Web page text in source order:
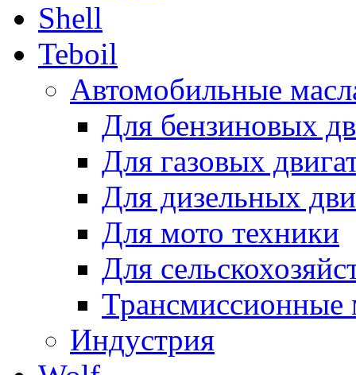
Shell
Teboil
Автомобильные
Для бензиновых
Для газовых
Для дизельных
Для мото техники
Для
Трансмиссионные
Индустрия